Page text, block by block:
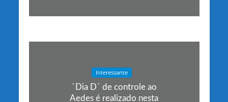
Interessante
`Dia D´ de controle ao
Aedes é realizado nesta